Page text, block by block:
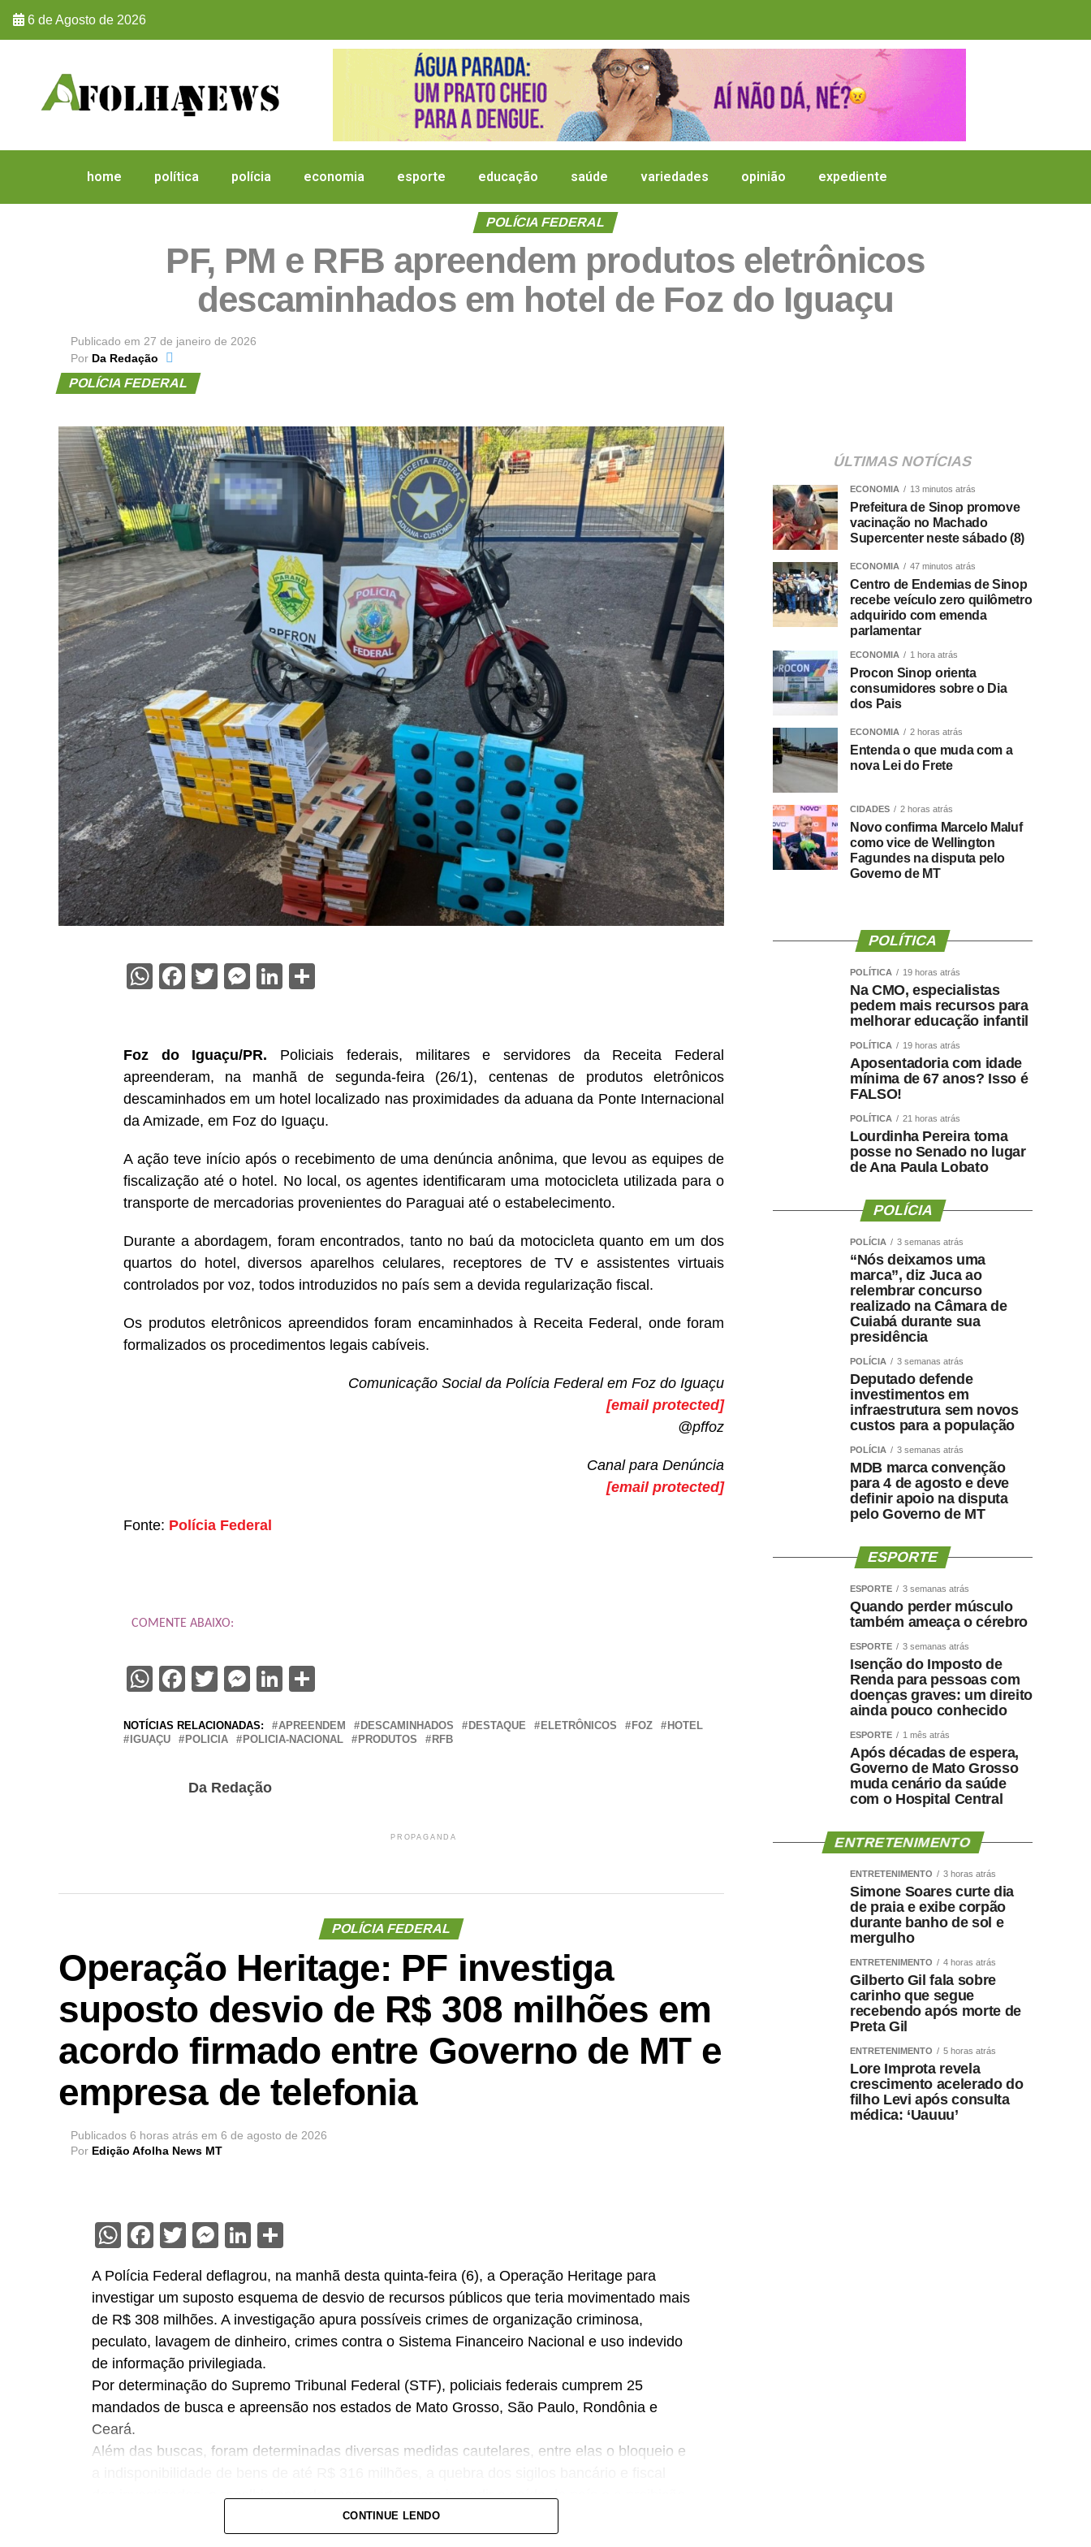
6 de Agosto de 2026
home política polícia economia esporte educação saúde variedades opinião expediente
POLÍCIA FEDERAL
PF, PM e RFB apreendem produtos eletrônicos
descaminhados em hotel de Foz do Iguaçu
Publicado em 27 de janeiro de 2026
Por Da Redação
POLÍCIA FEDERAL
WhatsApp
Facebook
TwitterMessenger
LinkedIn
Foz do Iguaçu/PR. Policiais federais, militares e servidores da Receita Federal
apreenderam, na manhã de segunda-feira (26/1), centenas de produtos eletrônicos
descaminhados em um hotel localizado nas proximidades da aduana da Ponte Internacional
da Amizade, em Foz do Iguaçu.
A ação teve início após o recebimento de uma denúncia anônima, que levou as equipes de
fiscalização até o hotel. No local, os agentes identificaram uma motocicleta utilizada para o
transporte de mercadorias provenientes do Paraguai até o estabelecimento.
Durante a abordagem, foram encontrados, tanto no baú da motocicleta quanto em um dos
quartos do hotel, diversos aparelhos celulares, receptores de TV e assistentes virtuais
controlados por voz, todos introduzidos no país sem a devida regularização fiscal.
Os produtos eletrônicos apreendidos foram encaminhados à Receita Federal, onde foram
formalizados os procedimentos legais cabíveis.
Comunicação Social da Polícia Federal em Foz do Iguaçu
[email protected]
@pffoz
Canal para Denúncia
[email protected]
Fonte: Polícia Federal
COMENTE ABAIXO:
WhatsApp
Facebook
TwitterMessenger
LinkedIn
NOTÍCIAS RELACIONADAS: APREENDEM DESCAMINHADOS DESTAQUE ELETRÔNICOS FOZ
HOTEL
IGUAÇU
POLICIA POLICIA-NACIONAL PRODUTOS RFB
Da Redação
PROPAGANDA
POLÍCIA FEDERAL
Operação Heritage: PF investiga
suposto desvio de R$ 308 milhões em
acordo firmado entre Governo de MT e
empresa de telefonia
Publicados 6 horas atrás em 6 de agosto de 2026
Por Edição Afolha News MT
WhatsApp
Facebook
TwitterMessenger
LinkedIn
A Polícia Federal deflagrou, na manhã desta quinta-feira (6), a Operação Heritage para
investigar um suposto esquema de desvio de recursos públicos que teria movimentado mais
de R$ 308 milhões. A investigação apura possíveis crimes de organização criminosa,
peculato, lavagem de dinheiro, crimes contra o Sistema Financeiro Nacional e uso indevido
de informação privilegiada.
Por determinação do Supremo Tribunal Federal (STF), policiais federais cumprem 25
mandados de busca e apreensão nos estados de Mato Grosso, São Paulo, Rondônia e
Ceará.
Além das buscas, foram determinadas diversas medidas cautelares, entre elas o bloqueio e
dos investigados, o recolhimento de passaportes para impedir a saída do país e a proibição
de contato entre os alvos da investigação.
De acordo com a Polícia Federal, a investigação teve origem na análise de um acordo
CONTINUE LENDO
ÚLTIMAS NOTÍCIAS
ECONOMIA 13 minutos atrás
Prefeitura de Sinop promove
vacinação no Machado
Supercenter neste sábado (8)
ECONOMIA 47 minutos atrás
Centro de Endemias de Sinop
recebe veículo zero quilômetro
adquirido com emenda
parlamentar
ECONOMIA 1 hora atrás
Procon Sinop orienta
consumidores sobre o Dia
dos Pais
ECONOMIA 2 horas atrás
Entenda o que muda com a
nova Lei do Frete
CIDADES 2 horas atrás
Novo confirma Marcelo Maluf
como vice de Wellington
Fagundes na disputa pelo
Governo de MT
POLÍTICA
POLÍTICA 19 horas atrás
Na CMO, especialistas
pedem mais recursos para
melhorar educação infantil
POLÍTICA 19 horas atrás
Aposentadoria com idade
mínima de 67 anos? Isso é
FALSO!
POLÍTICA 21 horas atrás
Lourdinha Pereira toma
posse no Senado no lugar
de Ana Paula Lobato
POLÍCIA
POLÍCIA 3 semanas atrás
“Nós deixamos uma
marca”, diz Juca ao
relembrar concurso
realizado na Câmara de
Cuiabá durante sua
presidência
POLÍCIA 3 semanas atrás
Deputado defende
investimentos em
infraestrutura sem novos
custos para a população
POLÍCIA 3 semanas atrás
MDB marca convenção
para 4 de agosto e deve
definir apoio na disputa
pelo Governo de MT
ESPORTE
ESPORTE 3 semanas atrás
Quando perder músculo
também ameaça o cérebro
ESPORTE 3 semanas atrás
Isenção do Imposto de
Renda para pessoas com
doenças graves: um direito
ainda pouco conhecido
ESPORTE 1 mês atrás
Após décadas de espera,
Governo de Mato Grosso
muda cenário da saúde
com o Hospital Central
ENTRETENIMENTO
ENTRETENIMENTO 3 horas atrás
Simone Soares curte dia
de praia e exibe corpão
durante banho de sol e
mergulho
ENTRETENIMENTO 4 horas atrás
Gilberto Gil fala sobre
carinho que segue
recebendo após morte de
Preta Gil
ENTRETENIMENTO 5 horas atrás
Lore Improta revela
crescimento acelerado do
filho Levi após consulta
médica: ‘Uauuu’